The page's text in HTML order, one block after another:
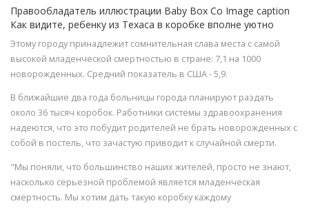
Правообладатель иллюстрации Baby Box Co Image caption
Как видите, ребенку из Техаса в коробке вполне уютно
Этому городу принадлежит сомнительная слава места с самой
высокой младенческой смертностью в стране: 7,1 на 1000
новорожденных. Средний показатель в США - 5,9.
В ближайшие два года больницы города планируют раздать
около 36 тысяч коробок. Работники системы здравоохранения
надеются, что это побудит родителей не брать новорожденных с
собой в постель, что зачастую приводит к случайной смерти.
"Мы поняли, что большинство наших жителей, просто не знают,
насколько серьезной проблемой является младенческая
смертность. Мы хотим дать такую коробку каждому